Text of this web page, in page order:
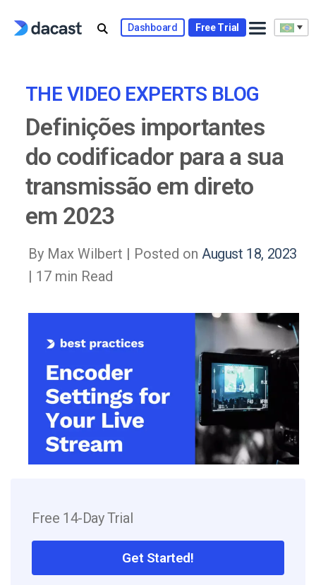
Dashboard Free Trial
THE VIDEO EXPERTS BLOG
Definições importantes
do codificador para a sua
transmissão em direto
em 2023
By Max Wilbert | Posted on August 18, 2023
| 17 min Read
Free 14-Day Trial
Get Started!